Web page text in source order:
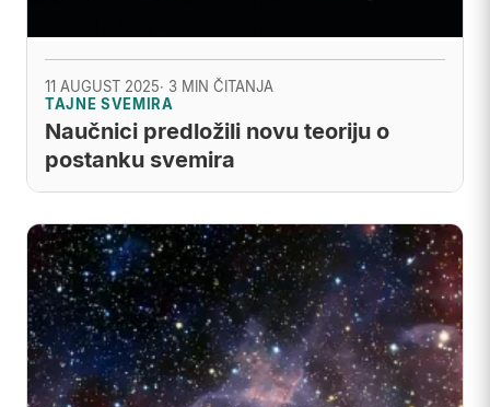
11 AUGUST 2025· 3 MIN ČITANJA
TAJNE SVEMIRA
Naučnici predložili novu teoriju o
postanku svemira